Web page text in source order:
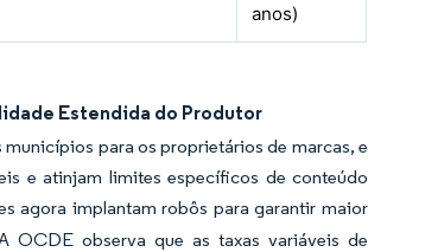
anos)
Estendida do Produtor
para os proprietários de marcas, e
e atinjam limites específicos de conteúdo
agora implantam robôs para garantir maior
OCDE observa que as taxas variáveis de